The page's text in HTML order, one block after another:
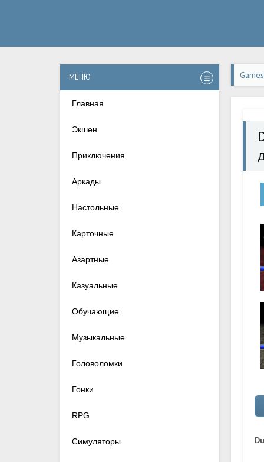
МЕНЮ
Главная
Экшен
Приключения
Аркады
Настольные
Карточные
Азартные
Казуальные
Обучающие
Музыкальные
Головоломки
Гонки
RPG
Симуляторы
apk